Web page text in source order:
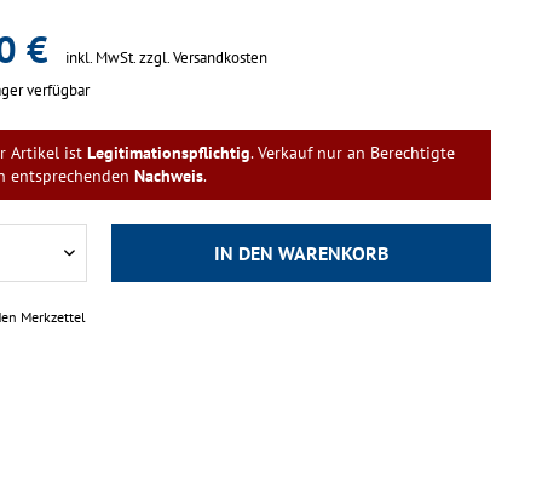
€ inkl. MwSt.zzgl. Versandkosten
verfügbar
Artikel istLegitimationspflichtig. Verkauf nur an Berechtigte
entsprechendenNachweis.
IN DEN WARENKORB
Merkzettel